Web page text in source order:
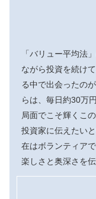
「バリュー平均法
ながら投資を続け
る中で出会ったの
らは、毎日約30万
局面でこそ輝くこ
投資家に伝えたい
在はボランティア
楽しさと奥深さを伝